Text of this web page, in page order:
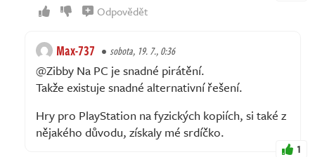
Odpovědět
Max-737 sobota, 19. 7., 0:36
@Zibby Na PC je snadné pirátění.
Takže existuje snadné alternativní řešení.
Hry pro PlayStation na fyzických kopiích, si také z
nějakého důvodu, získaly mé srdíčko.
1